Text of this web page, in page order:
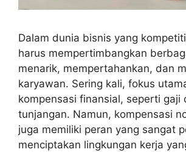
Dalam dunia bisnis yang
harus mempertimbangkan
menarik, mempertahankan, dan
karyawan. Sering kali, fokus
kompensasi finansial, seperti gaji
tunjangan. Namun, kompensasi
juga memiliki peran yang sangat
menciptakan lingkungan kerja